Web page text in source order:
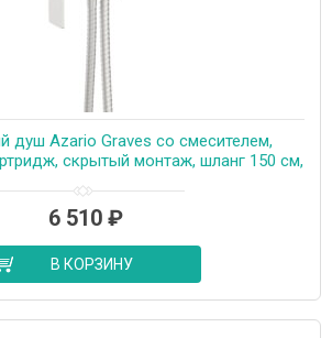
душ Azario Graves со смесителем,
скрытый монтаж, шланг 150 см,
6 510 ₽
В КОРЗИНУ